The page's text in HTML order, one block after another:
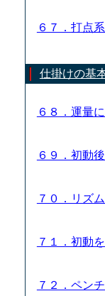
６７．打点
仕掛けの基
６８．運量
６９．初動
７０．リズ
７１．初動
７２．ペン